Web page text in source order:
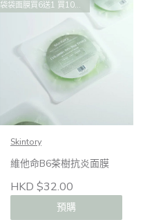
袋袋面膜買6送1 買10送2 買14送4
Skintory
維他命B6茶樹抗炎面膜
HKD $32.00
預購